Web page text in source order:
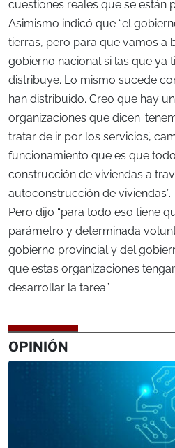
cuestiones reales que se están
Asimismo indicó que “el
tierras, pero para que vamos a
gobierno nacional si las que ya
distribuye. Lo mismo sucede
han distribuido. Creo que hay
organizaciones que dicen
tratar de ir por los servicios’,
funcionamiento que es que
construcción de viviendas a
autoconstrucción de viviendas”.
Pero dijo “para todo eso tiene
parámetro y determinada
gobierno provincial y del
que estas organizaciones
desarrollar la tarea”.
OPINIÓN